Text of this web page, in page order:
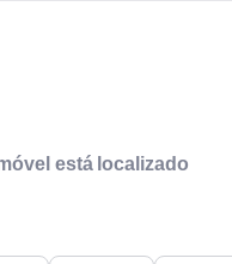
está localizado